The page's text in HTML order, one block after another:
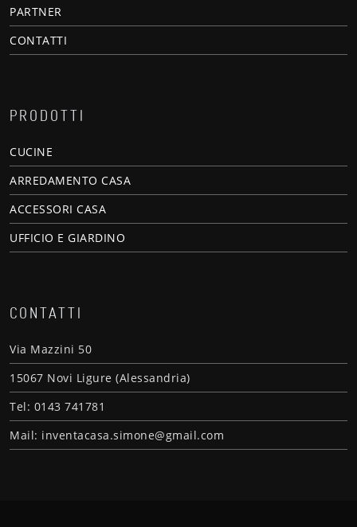
PARTNER
CONTATTI
PRODOTTI
CUCINE
ARREDAMENTO CASA
ACCESSORI CASA
UFFICIO E GIARDINO
CONTATTI
Via Mazzini 50
15067 Novi Ligure (Alessandria)
Tel: 0143 741781
Mail: inventacasa.simone@gmail.com